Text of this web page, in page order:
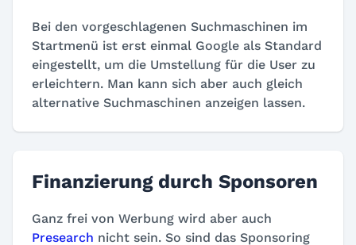
Bei den vorgeschlagenen Suchmaschinen im
Startmenü ist erst einmal Google als Standard
eingestellt, um die Umstellung für die User zu
erleichtern. Man kann sich aber auch gleich
alternative Suchmaschinen anzeigen lassen.
Finanzierung durch Sponsoren
Ganz frei von Werbung wird aber auch
Presearch nicht sein. So sind das Sponsoring